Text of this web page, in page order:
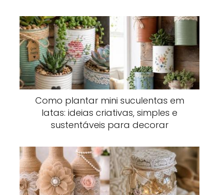
Como plantar mini suculentas em
latas: ideias criativas, simples e
sustentáveis para decorar